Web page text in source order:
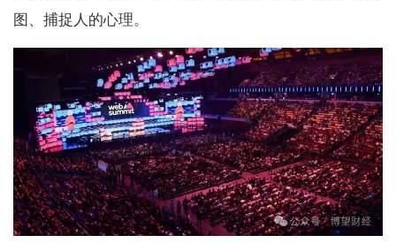
图、捕捉人的心理。